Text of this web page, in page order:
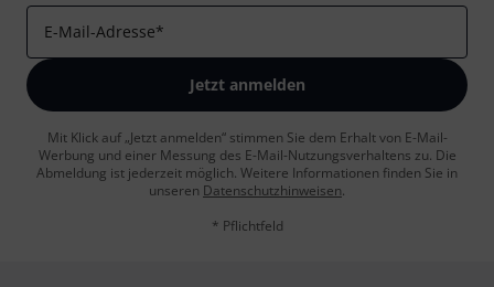
E-Mail-Adresse*
Jetzt anmelden
Mit Klick auf „Jetzt anmelden“ stimmen Sie dem Erhalt von E-Mail-
Werbung und einer Messung des E-Mail-Nutzungsverhaltens zu. Die
Abmeldung ist jederzeit möglich. Weitere Informationen finden Sie in
unseren Datenschutzhinweisen.
* Pflichtfeld